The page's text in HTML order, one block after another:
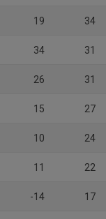
19 34
34 31
26 31
15 27
10 24
11 22
-14 17